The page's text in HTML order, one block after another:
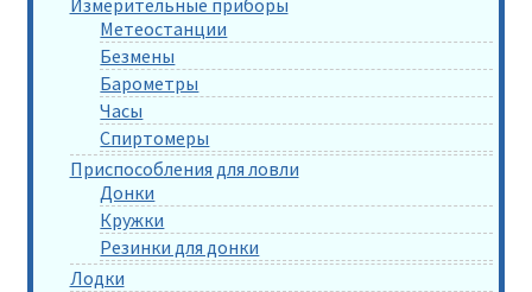
Измерительные приборы
Метеостанции
Безмены
Барометры
Часы
Спиртомеры
Приспособления для ловли
Донки
Кружки
Резинки для донки
Лодки